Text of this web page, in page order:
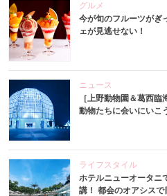
グルメ
今が旬のフルーツがぎ
ェが見逃せない！
ニュース
［上野動物園＆葛西
動物たちに会いにいこ
ライフスタイル
ホテルニューオータニ
講！ 都会のオアシス